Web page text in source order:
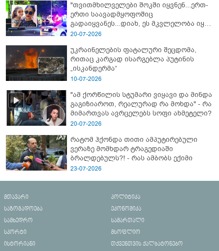
"თვითმხილველები შოკში იყვნენ...ერთ-
ერთი საავადმყოფოშიც
გადაიყვანეს...დიახ, ეს მკვლელობა იყო"
- გორში დატრიალებული ტრაგედიის
20-07-2026
უკრაინელების ფატალური შეცდომა,
რითაც კარგად ისარგებლა პუტინის
„ისკანდერმა“
10-07-2026
"ამ ქორწილის სტუმარი ვიყავი და მინდა
გაგიზიაროთ, რეალურად რა მოხდა" - რა
მიმართვას ავრცელებს სოფი ახმეტელი?
20-07-2026
რატომ ჰქონდა თითი ამპუტირებული
ვერაზე მომხდარ ტრაგედიაში
ბრალდებულს?! - რას ამბობს ექიმი
23-07-2026
მთავარი
პოლიტიკა
საზოგადოება
ეკონომიკა
სამხედრო
სამართალი
სპორტი
მსოფლიო
ისტორიანი
თქვენთვის ქალბატონებო